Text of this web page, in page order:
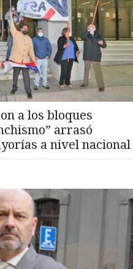
a los bloques
arrasó
a nivel nacional